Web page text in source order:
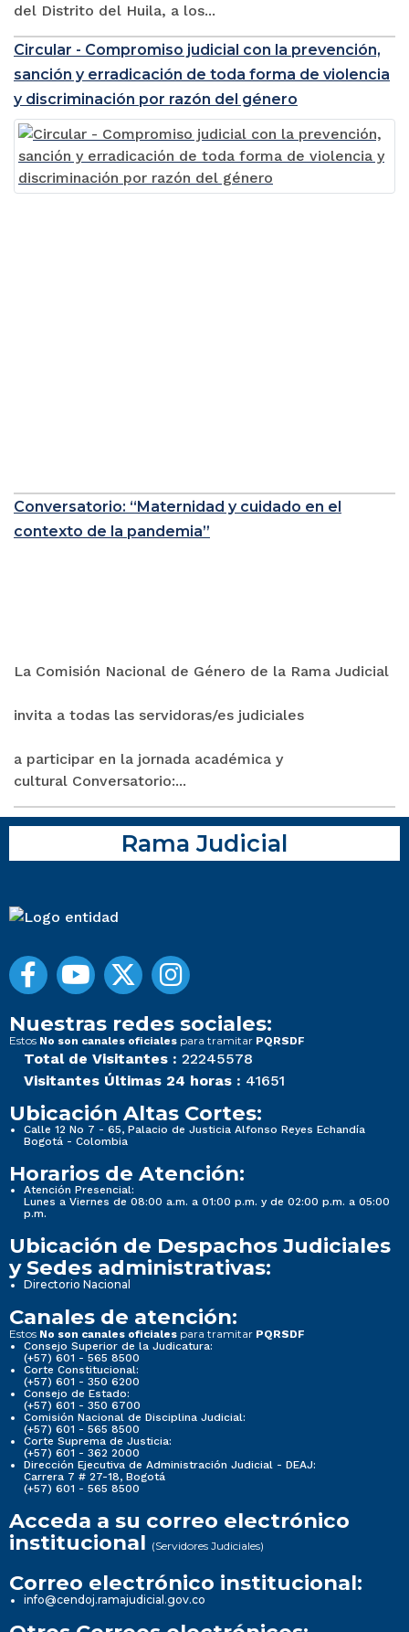
del Distrito del Huila, a los...
Circular - Compromiso judicial con la prevención,
sanción y erradicación de toda forma de violencia
y discriminación por razón del género
Conversatorio: “Maternidad y cuidado en el
contexto de la pandemia”
La Comisión Nacional de Género de la Rama Judicial
invita a todas las servidoras/es judiciales
a participar en la jornada académica y
cultural Conversatorio:...
Rama Judicial
Nuestras redes sociales:
Estos No son canales oficiales para tramitar PQRSDF
Total de Visitantes : 22245578
Visitantes Últimas 24 horas : 41651
Ubicación Altas Cortes:
Calle 12 No 7 - 65, Palacio de Justicia Alfonso Reyes Echandía
Bogotá - Colombia
Horarios de Atención:
Atención Presencial:
Lunes a Viernes de 08:00 a.m. a 01:00 p.m. y de 02:00 p.m. a 05:00
p.m.
Ubicación de Despachos Judiciales
y Sedes administrativas:
Directorio Nacional
Canales de atención:
Estos No son canales oficiales para tramitar PQRSDF
Consejo Superior de la Judicatura:
(+57) 601 - 565 8500
Corte Constitucional:
(+57) 601 - 350 6200
Consejo de Estado:
(+57) 601 - 350 6700
Comisión Nacional de Disciplina Judicial:
(+57) 601 - 565 8500
Corte Suprema de Justicia:
(+57) 601 - 362 2000
Dirección Ejecutiva de Administración Judicial - DEAJ:
Carrera 7 # 27-18, Bogotá
(+57) 601 - 565 8500
Acceda a su correo electrónico
institucional (Servidores Judiciales)
Correo electrónico institucional:
info@cendoj.ramajudicial.gov.co